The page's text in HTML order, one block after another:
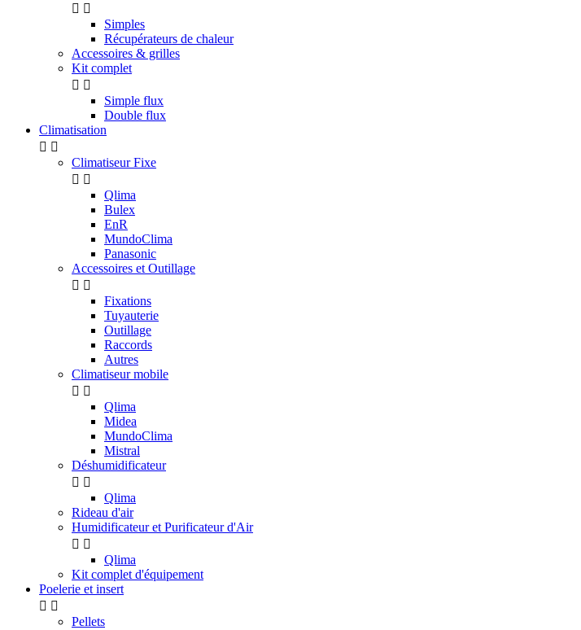
 
Simples
Récupérateurs de chaleur
Accessoires & grilles
Kit complet
 
Simple flux
Double flux
Climatisation
 
Climatiseur Fixe
 
Qlima
Bulex
EnR
MundoClima
Panasonic
Accessoires et Outillage
 
Fixations
Tuyauterie
Outillage
Raccords
Autres
Climatiseur mobile
 
Qlima
Midea
MundoClima
Mistral
Déshumidificateur
 
Qlima
Rideau d'air
Humidificateur et Purificateur d'Air
 
Qlima
Kit complet d'équipement
Poelerie et insert
 
Pellets